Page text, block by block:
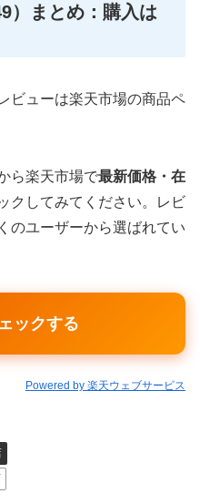
）まとめ：購入は
ビューは楽天市場の商品ペ
ら楽天市場で最新価格・在
クしてみてください。レビ
のユーザーから選ばれてい
ックする
Powered by 楽天ウェブサービス